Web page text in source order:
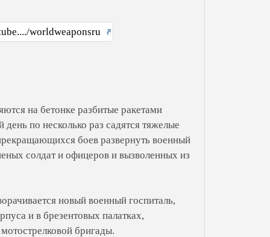
worldweaponsru
на бетонке разбитые ракетами
по несколько раз садятся тяжелые
боев развернуть военный
солдат и офицеров и вызволенных из
новый военный госпиталь,
и в брезентовых палатках,
бригады.